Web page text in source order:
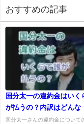
おすすめの記事
国分太一の違約金はいく
が払うの？内訳はどんな
式会社TOKIO」への影響
国分太一さんの違約金について